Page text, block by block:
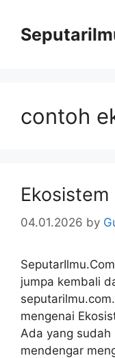
content
contoh
Ekosistem
04.01.2026 by
jumpa kembali
mengenai
Ada yang sudah
mendengar